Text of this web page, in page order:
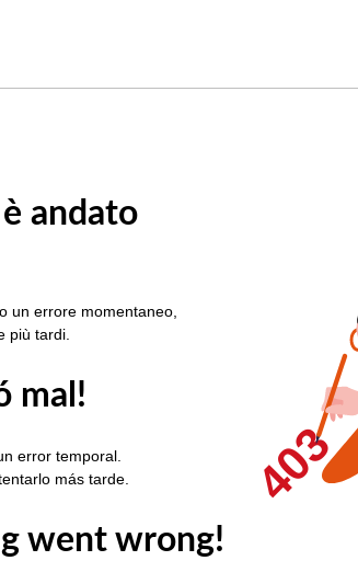
andato
un errore momentaneo,
più tardi.
mal!
error temporal.
más tarde.
went wrong!
403